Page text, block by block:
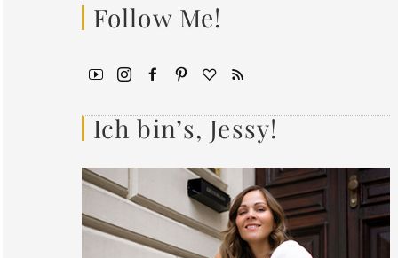
Follow Me!
Ich bin’s, Jessy!